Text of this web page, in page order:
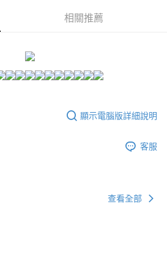
不需立刻繳費，但若您需要取消訂單，請聯絡
意取消之訂單仍視為有效，需透過AFTEE先享
先享後付 」之結帳頁面顯示為準，若有關於
欲退款等相關疑問，請聯繫「AFTEE先享後付
support/home
提供個人資料，並將交易相關給付款項請求債
時，將依據個別帳號之用戶狀況，依本公司即
若仍有額度不足之情形，本公司將視審查結果
止該用戶之使用額度並採取法律行動。
含以上)免運費
含以上)免運費
相關推薦
顯示電腦版詳細說明
客服
查看全部